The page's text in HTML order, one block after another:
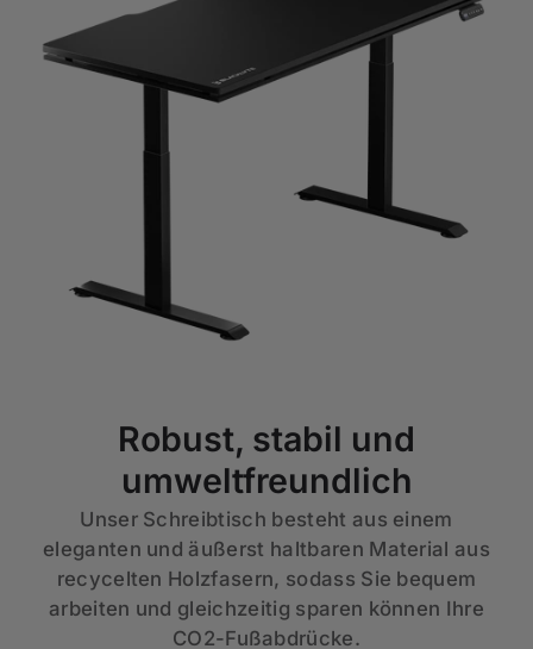
Robust, stabil und
umweltfreundlich
Unser Schreibtisch besteht aus einem
eleganten und äußerst haltbaren Material aus
recycelten Holzfasern, sodass Sie bequem
arbeiten und gleichzeitig sparen können Ihre
CO2-Fußabdrücke.